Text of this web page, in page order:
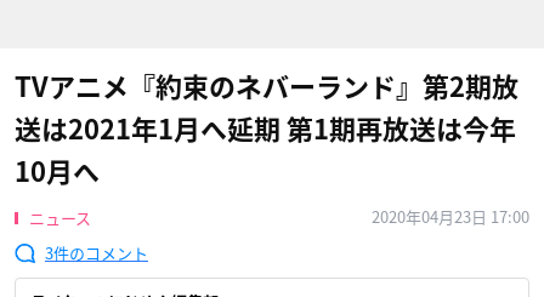
TVアニメ『約束のネバーランド』第2期放
送は2021年1月へ延期 第1期再放送は今年
10月へ
ニュース
2020年04月23日 17:00
3